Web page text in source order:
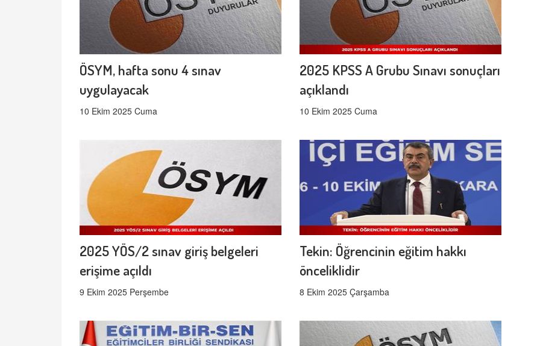
ÖSYM, hafta sonu 4 sınav
uygulayacak
10 Ekim 2025 Cuma
2025 KPSS A Grubu Sınavı sonuçları
açıklandı
10 Ekim 2025 Cuma
2025 YÖS/2 sınav giriş belgeleri
erişime açıldı
9 Ekim 2025 Perşembe
Tekin: Öğrencinin eğitim hakkı
önceliklidir
8 Ekim 2025 Çarşamba